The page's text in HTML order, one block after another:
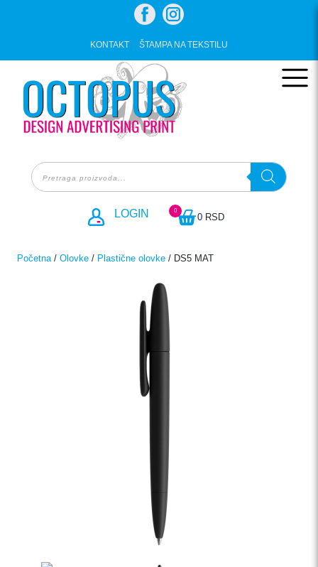
KONTAKT ŠTAMPA NA TEKSTILU
Products
search
LOGIN
0 RSD
0
Početna / Olovke / Plastične olovke / DS5 MAT